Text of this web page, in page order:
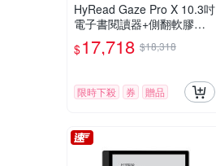
HyRead Gaze Pro X 10.3吋
電子書閱讀器+側翻軟膠殼
(3色任選)+磁吸筆套 (組合)
$17,718 $18,318
限時下殺 券 贈品